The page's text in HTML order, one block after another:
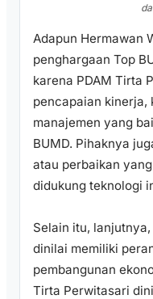
Adapun Hermawan
penghargaan Top
karena PDAM Tirta
pencapaian kinerja,
manajemen yang
BUMD. Pihaknya
atau perbaikan
didukung teknologi
Selain itu,
dinilai memiliki
pembangunan
Tirta Perwitasari